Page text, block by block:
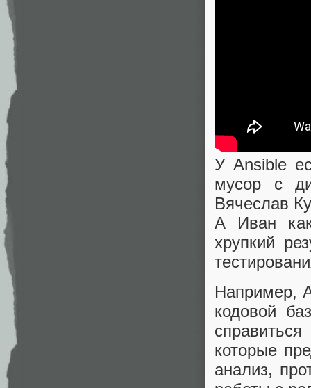
У Ansible
мусор с
Вячеслав
А Иван
хрупкий
Например,
кодовой
которые
анализ,